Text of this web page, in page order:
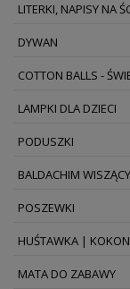
LITERKI, NAPISY NA
DYWAN
COTTON BALLS -
LAMPKI DLA DZIECI
PODUSZKI
BALDACHIM WISZĄCY
POSZEWKI
HUŚTAWKA |
MATA DO ZABAWY